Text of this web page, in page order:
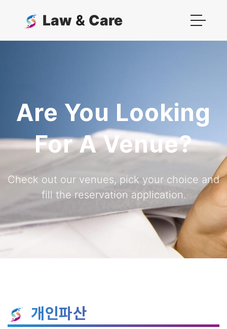
Law & Care
Are You Looking
For A Venue?
Check out our venues, pick your choice and
fill the reservation application.
개인파산